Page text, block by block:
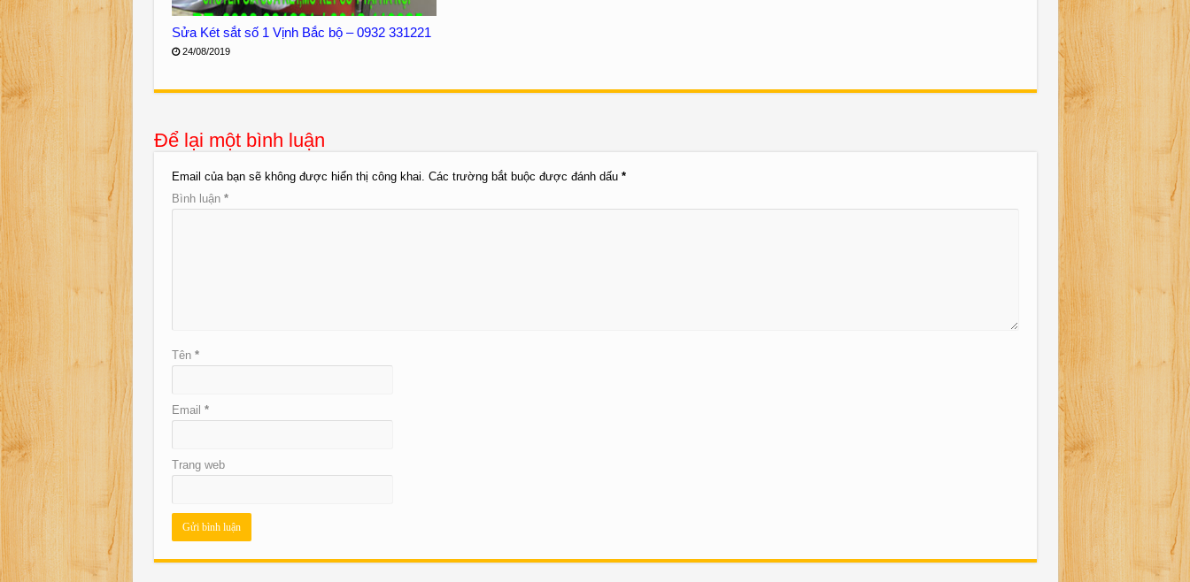
Sửa Két sắt số 1 Vịnh Bắc bộ – 0932 331221
24/08/2019
Để lại một bình luận
Email của bạn sẽ không được hiển thị công khai. Các trường bắt buộc được đánh dấu *
Bình luận *
Tên *
Email *
Trang web